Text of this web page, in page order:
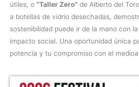
útiles, o “Taller Zero” de Alberto del
a botellas de vidrio desechadas,
sostenibilidad puede ir de la mano con
impacto social. Una oportunidad única
potencia y tu compromiso con el